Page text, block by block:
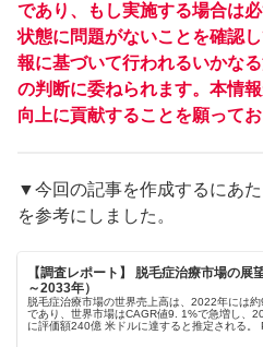
であり、もし実施する場合は
状態に問題がないことを確認
報に基づいて行われるいかな
の判断に委ねられます。本情
向上に貢献することを願ってお
▼今回の記事を作成するにあ
を参考にしました。
【調査レポート】 脱毛症治療市場の展
～2033年）
脱毛症治療市場の世界売上高は、2022年には
であり、世界市場はCAGR値9. 1%で急増し、
に評価額240億 米ドルに達すると推定される。